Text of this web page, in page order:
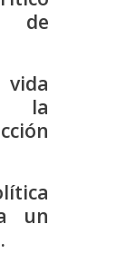
de
la
un